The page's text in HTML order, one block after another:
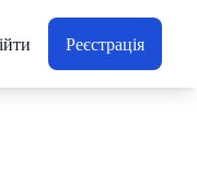
Реєстрація